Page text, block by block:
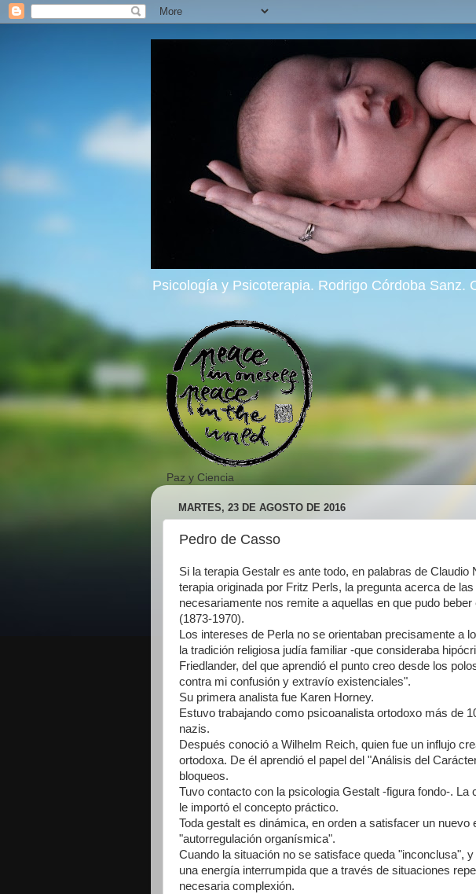
Psicología y Psicoterapia. Rodrigo Córdoba Sanz.
Paz y Ciencia
MARTES, 23 DE AGOSTO DE 2016
Pedro de Casso
Si la terapia Gestalr es ante todo, en palabras de Claudio
terapia originada por Fritz Perls, la pregunta acerca de
necesariamente nos remite a aquellas en que pudo
(1873-1970).
Los intereses de Perla no se orientaban precisamente a
la tradición religiosa judía familiar -que consideraba
Friedlander, del que aprendió el punto creo desde los
contra mi confusión y extravío existenciales".
Su primera analista fue Karen Horney.
Estuvo trabajando como psicoanalista ortodoxo más de
nazis.
Después conoció a Wilhelm Reich, quien fue un influjo
ortodoxa. De él aprendió el papel del "Análisis del
bloqueos.
Tuvo contacto con la psicologia Gestalt -figura fondo-. La
le importó el concepto práctico.
Toda gestalt es dinámica, en orden a satisfacer un nuevo
"autorregulación organísmica".
Cuando la situación no se satisface queda "inconclusa",
una energía interrumpida que a través de situaciones
necesaria complexión.